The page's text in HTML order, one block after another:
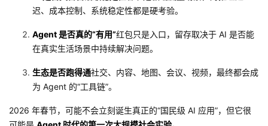
迟、成本控制、系统稳定性都是硬考验。
Agent 是否真的“有用”红包只是入口，留存取决于 AI 是否能
在真实生活场景中持续解决问题。
生态是否跑得通社交、内容、地图、会议、视频，最终都会成
为 Agent 的“工具链”。
2026 年春节，可能不会立刻诞生真正的“国民级 AI 应用”，但它很